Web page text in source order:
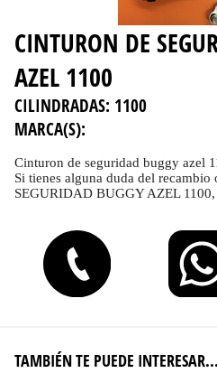
CINTURON DE
AZEL 1100
CILINDRADAS: 1100
MARCA(S):
Cinturon de seguridad buggy azel
Si tienes alguna duda del
SEGURIDAD BUGGY AZEL
TAMBIÉN TE PUEDE INTERESAR...